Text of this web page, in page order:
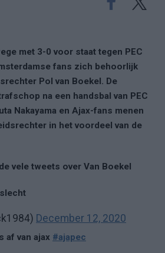
met 3-0 voor staat tegen PEC
fans zich behoorlijk
Pol van Boekel. De
na een handsbal van PEC
Nakayama en Ajax-fans menen
in het voordeel van de
vele tweets over Van Boekel
December 12, 2020
af van ajax #ajapec